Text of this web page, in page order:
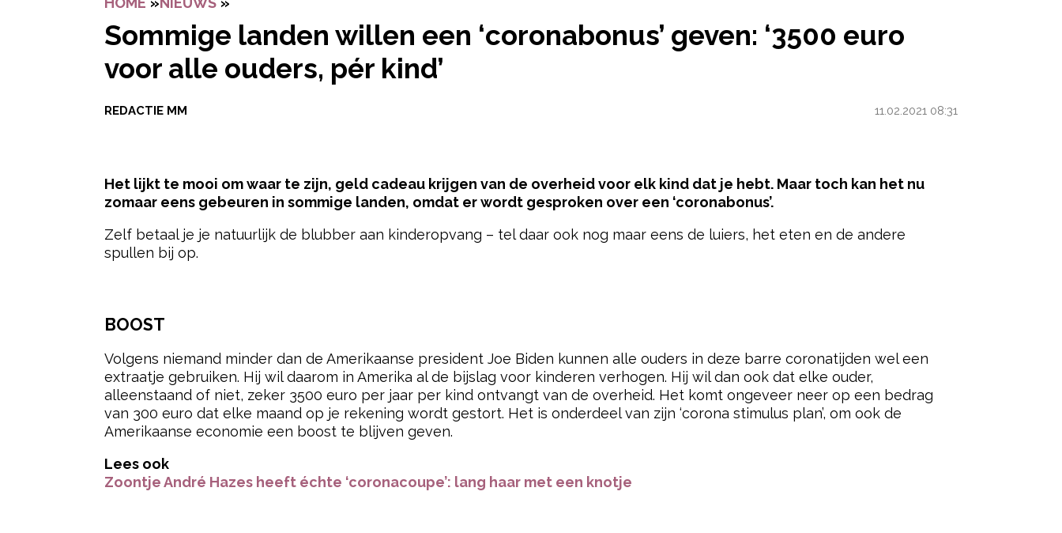
Sommige landen willen een ‘coronabonus’ geven: ‘3500 euro
voor alle ouders, pér kind’
REDACTIE MM 11.02.2021 08:31
Het lijkt te mooi om waar te zijn, geld cadeau krijgen van de overheid voor elk kind dat je hebt. Maar toch kan het nu
zomaar eens gebeuren in sommige landen, omdat er wordt gesproken over een ‘coronabonus’.
Zelf betaal je je natuurlijk de blubber aan kinderopvang – tel daar ook nog maar eens de luiers, het eten en de andere
spullen bij op.
BOOST
Volgens niemand minder dan de Amerikaanse president Joe Biden kunnen alle ouders in deze barre coronatijden wel een
extraatje gebruiken. Hij wil daarom in Amerika al de bijslag voor kinderen verhogen. Hij wil dan ook dat elke ouder,
alleenstaand of niet, zeker 3500 euro per jaar per kind ontvangt van de overheid. Het komt ongeveer neer op een bedrag
van 300 euro dat elke maand op je rekening wordt gestort. Het is onderdeel van zijn ‘corona stimulus plan’, om ook de
Amerikaanse economie een boost te blijven geven.
Lees ook
Zoontje André Hazes heeft échte ‘coronacoupe’: lang haar met een knotje